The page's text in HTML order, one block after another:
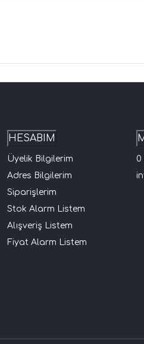
HESABIM
Üyelik Bilgilerim
Adres Bilgilerim
Siparişlerim
Stok Alarm Listem
Alışveriş Listem
Fiyat Alarm Listem
0